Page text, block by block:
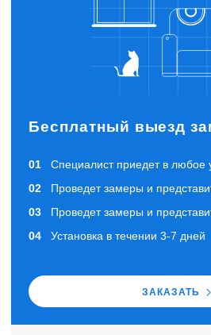
Бесплатный выезд
Специалист приедет в любое
Проведет замеры и
Проведет замеры и
Установка в течении 3-7 дней
ЗАКАЗАТЬ